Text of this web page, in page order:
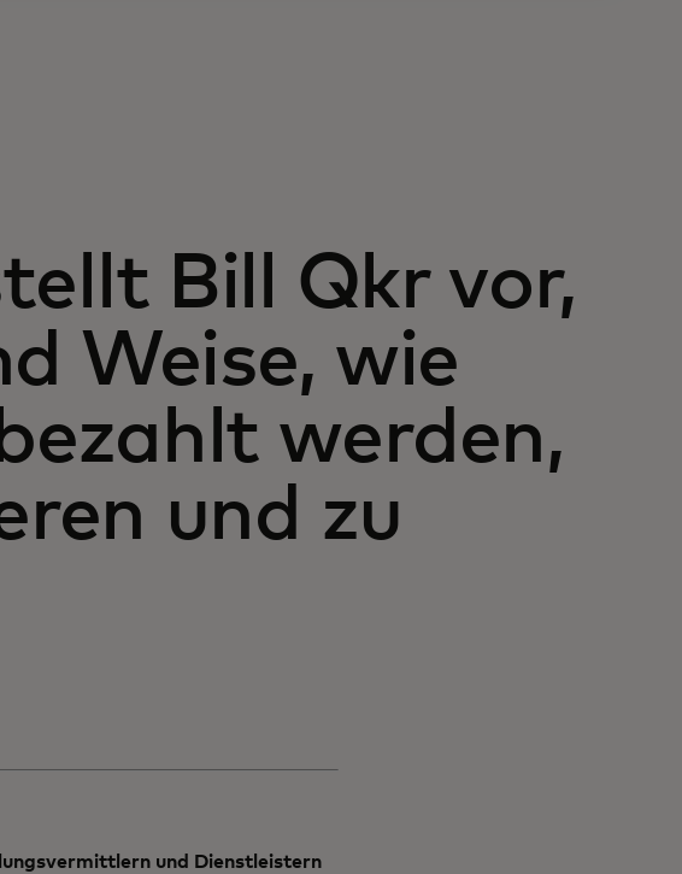
Bill Qkr vor,
Weise, wie
werden,
und zu
und Dienstleistern